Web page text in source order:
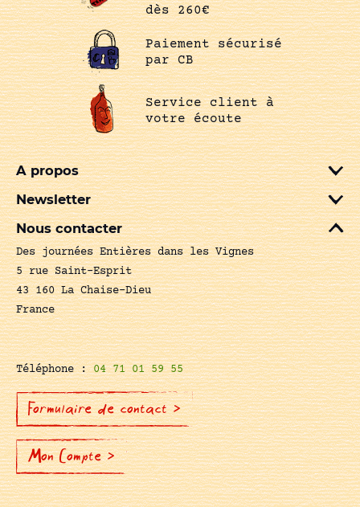
dès 260€
Paiement sécurisé
par CB
Service client à
votre écoute
A propos
Newsletter
Nous contacter
Des journées Entières dans les Vignes
5 rue Saint-Esprit
43 160 La Chaise-Dieu
France
Téléphone :04 71 01 59 55
Formulaire de contact >
Mon Compte >